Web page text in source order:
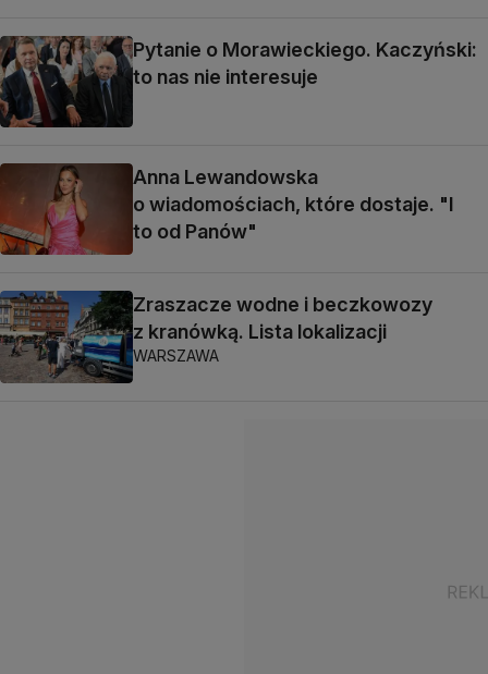
Pytanie o Morawieckiego. Kaczyński:
to nas nie interesuje
Anna Lewandowska
o wiadomościach, które dostaje. "I
to od Panów"
Zraszacze wodne i beczkowozy
z kranówką. Lista lokalizacji
WARSZAWA